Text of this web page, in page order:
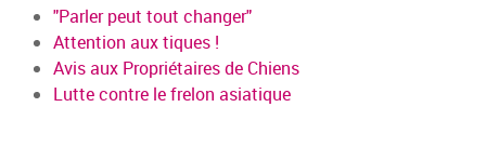
"Parler peut tout changer"
Attention aux tiques !
Avis aux Propriétaires de Chiens
Lutte contre le frelon asiatique